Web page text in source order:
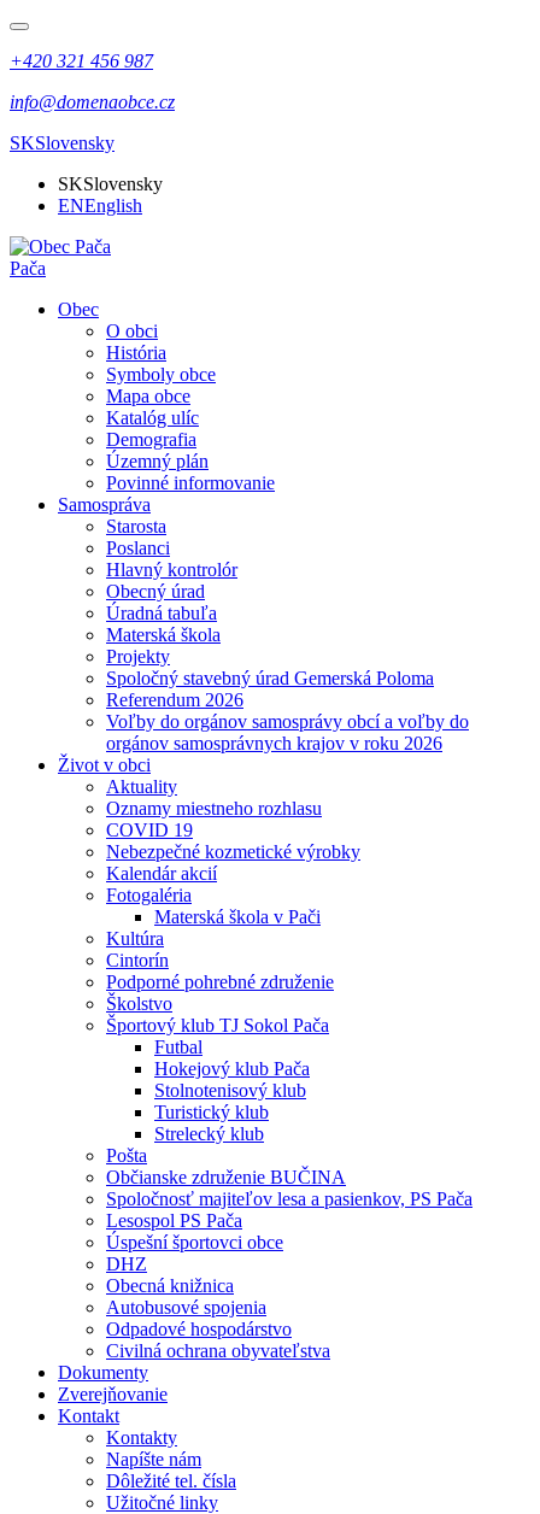
+420 321 456 987
info@domenaobce.cz
SKSlovensky
SKSlovensky
ENEnglish
Pača
Obec
O obci
História
Symboly obce
Mapa obce
Katalóg ulíc
Demografia
Územný plán
Povinné informovanie
Samospráva
Starosta
Poslanci
Hlavný kontrolór
Obecný úrad
Úradná tabuľa
Materská škola
Projekty
Spoločný stavebný úrad Gemerská Poloma
Referendum 2026
Voľby do orgánov samosprávy obcí a voľby do
orgánov samosprávnych krajov v roku 2026
Život v obci
Aktuality
Oznamy miestneho rozhlasu
COVID 19
Nebezpečné kozmetické výrobky
Kalendár akcií
Fotogaléria
Materská škola v Pači
Kultúra
Cintorín
Podporné pohrebné združenie
Školstvo
Športový klub TJ Sokol Pača
Futbal
Hokejový klub Pača
Stolnotenisový klub
Turistický klub
Strelecký klub
Pošta
Občianske združenie BUČINA
Spoločnosť majiteľov lesa a pasienkov, PS Pača
Lesospol PS Pača
Úspešní športovci obce
DHZ
Obecná knižnica
Autobusové spojenia
Odpadové hospodárstvo
Civilná ochrana obyvateľstva
Dokumenty
Zverejňovanie
Kontakt
Kontakty
Napíšte nám
Dôležité tel. čísla
Užitočné linky